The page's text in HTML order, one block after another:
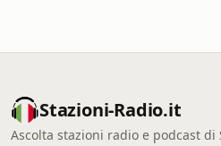
Stazioni-Radio.it
Ascolta stazioni radio e podcast